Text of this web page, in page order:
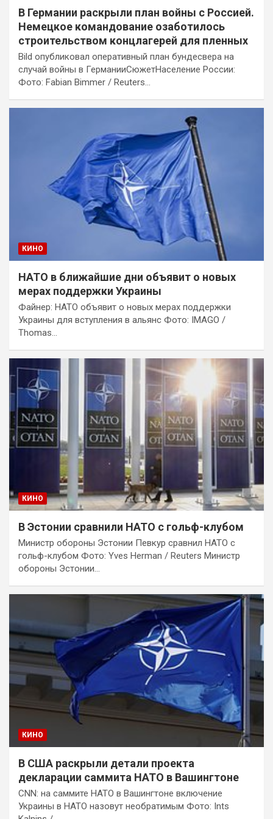
В Германии раскрыли план войны с Россией.
Немецкое командование озаботилось
строительством концлагерей для пленных
Bild опубликовал оперативный план бундесвера на
случай войны в ГерманииСюжетНаселение России:
Фото: Fabian Bimmer / Reuters…
КИНО
НАТО в ближайшие дни объявит о новых
мерах поддержки Украины
Файнер: НАТО объявит о новых мерах поддержки
Украины для вступления в альянс Фото: IMAGO /
Thomas…
КИНО
В Эстонии сравнили НАТО с гольф-клубом
Министр обороны Эстонии Певкур сравнил НАТО с
гольф-клубом Фото: Yves Herman / Reuters Министр
обороны Эстонии…
КИНО
В США раскрыли детали проекта
декларации саммита НАТО в Вашингтоне
CNN: на саммите НАТО в Вашингтоне включение
Украины в НАТО назовут необратимым Фото: Ints